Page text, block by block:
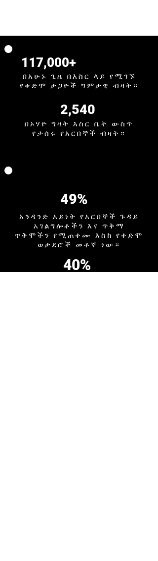
117,000+
በአሁኑ ጊዜ በእስር ላይ የሚገኙ
የቀድሞ ታጋዮች ግምታዊ ብዛት።
2,540
በኦሃዮ ግዛት እስር ቤት ውስጥ
የታሰሩ የአርበኞች ብዛት።
49%
አንዳንድ አይነት የአርበኞች ጉዳይ
አገልግሎቶችን እና ጥቅማ
ጥቅሞችን የሚጠቀሙ እስከ የቀድሞ
ወታደሮች መቶኛ ነው።
40%